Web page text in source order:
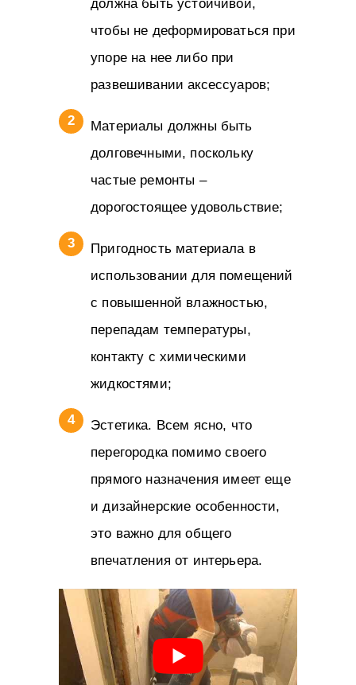
должна быть устойчивой,
чтобы не деформироваться при
упоре на нее либо при
развешивании аксессуаров;
Материалы должны быть
долговечными, поскольку
частые ремонты –
дорогостоящее удовольствие;
Пригодность материала в
использовании для помещений
с повышенной влажностью,
перепадам температуры,
контакту с химическими
жидкостями;
Эстетика. Всем ясно, что
перегородка помимо своего
прямого назначения имеет еще
и дизайнерские особенности,
это важно для общего
впечатления от интерьера.